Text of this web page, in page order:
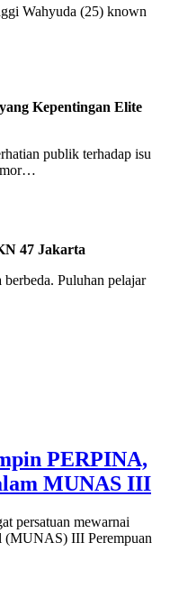
Wahyuda (25) known
Kepentingan Elite
publik terhadap isu
47 Jakarta
Puluhan pelajar
PERPINA,
MUNAS III
persatuan mewarnai
(MUNAS) III Perempuan